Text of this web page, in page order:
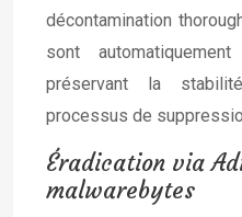
décontamination
sont
préservant la
processus de
Éradication via
malwarebytes